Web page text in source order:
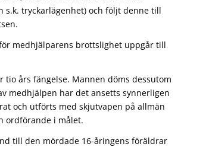
s.k. tryckarlägenhet) och följt denne till
medhjälparens brottslighet uppgår till
års fängelse. Mannen döms dessutom
medhjälpen har det ansetts synnerligen
och utförts med skjutvapen på allmän
ordförande i målet.
till den mördade 16-åringens föräldrar